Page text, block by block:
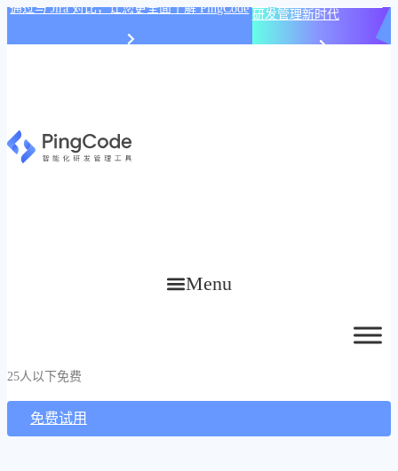
通过与 Jira 对比，让您更全面了解 PingCode 研发管理新时代
Menu
25人以下免费
免费试用